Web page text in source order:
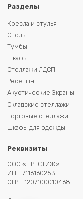
Разделы
Кресла и стулья
Столы
Тумбы
Шкафы
Стеллажи ЛДСП
Ресепшн
Акустические Экраны
Складские стеллажи
Торговые стеллажи
Шкафы для одежды
Реквизиты
ООО «ПРЕСТИЖ»
ИНН 7116160253
ОГРН 1207100010468